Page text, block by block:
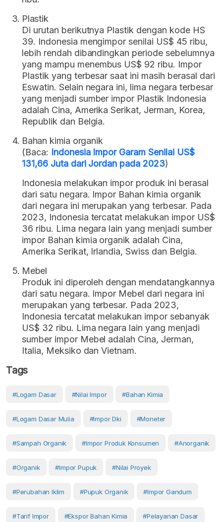
Plastik
Di urutan berikutnya Plastik dengan kode HS
39. Indonesia mengimpor senilai US$ 45 ribu,
lebih rendah dibandingkan periode sebelumnya
yang mampu menembus US$ 92 ribu. Impor
Plastik yang terbesar saat ini masih berasal dari
Eswatin. Selain negara ini, lima negara terbesar
yang menjadi sumber impor Plastik Indonesia
adalah Cina, Amerika Serikat, Jerman, Korea,
Republik dan Belgia.
Bahan kimia organik
(Baca: Indonesia Impor Garam Senilai US$
131,66 Juta dari Jordan pada 2023)
Indonesia melakukan impor produk ini berasal
dari satu negara. Impor Bahan kimia organik
dari negara ini merupakan yang terbesar. Pada
2023, Indonesia tercatat melakukan impor US$
36 ribu. Lima negara lain yang menjadi sumber
impor Bahan kimia organik adalah Cina,
Amerika Serikat, Irlandia, Swiss dan Belgia.
Mebel
Produk ini diperoleh dengan mendatangkannya
dari satu negara. Impor Mebel dari negara ini
merupakan yang terbesar. Pada 2023,
Indonesia tercatat melakukan impor sebanyak
US$ 32 ribu. Lima negara lain yang menjadi
sumber impor Mebel adalah Cina, Jerman,
Italia, Meksiko dan Vietnam.
Tags
#Logam Dasar #Nilai Impor #Bahan Kimia
#logam Dasar Mulia #impor Dki #moneter
#sampah Organik #impor Produk Konsumen #anorganik
#organik #Impor Pupuk #nilai Proyek
#Perubahan Iklim #pupuk Organik #impor Gandum
#tarif Impor #Ekspor Bahan Kimia #pelayanan Dasar